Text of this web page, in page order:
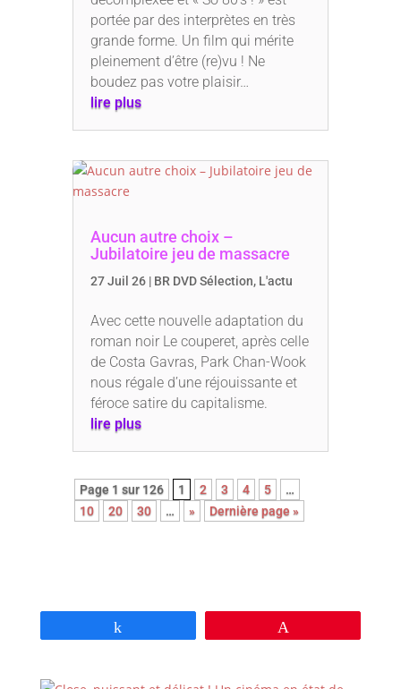
portée par des interprètes en très
grande forme. Un film qui mérite
pleinement d’être (re)vu ! Ne
boudez pas votre plaisir…
lire plus
Aucun autre choix –
Jubilatoire jeu de massacre
27 Juil 26| BR DVD Sélection, L'actu
Avec cette nouvelle adaptation du
roman noir Le couperet, après celle
de Costa Gavras, Park Chan-Wook
nous régale d’une réjouissante et
féroce satire du capitalisme.
lire plus
Page 1 sur 126 1 2 3 4 5
…
10
20 30 … » Dernière page »